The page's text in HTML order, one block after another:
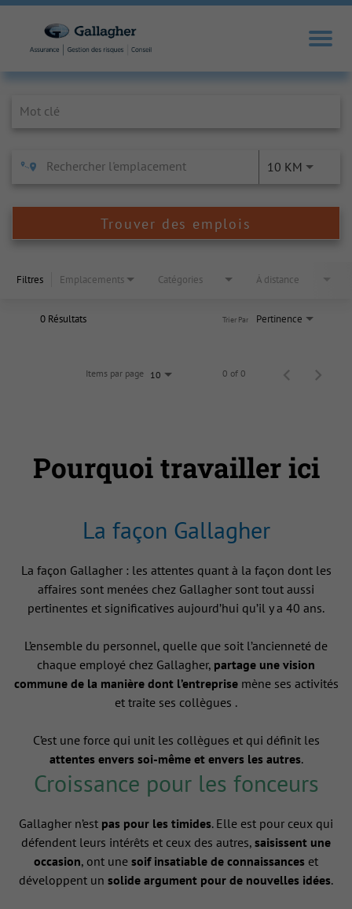
10 KM
Trouver des emplois
Filtres Emplacements Catégories À distance
0 Résultats Pertinence
Trier Par
Items par page 10 0 of 0
Pourquoi travailler ici
La façon Gallagher
La façon Gallagher : les attentes quant à la façon dont les
affaires sont menées chez Gallagher sont tout aussi
pertinentes et significatives aujourd’hui qu’il y a 40 ans.
L’ensemble du personnel, quelle que soit l’ancienneté de
chaque employé chez Gallagher, partage une vision
commune de la manière dont l’entreprisemène ses activités
et traite ses collègues .
C’est une force qui unit les collègues et qui définit les
attentes envers soi-même et envers les autres.
Croissance pour les fonceurs
Gallagher n’est pas pour les timides. Elle est pour ceux qui
défendent leurs intérêts et ceux des autres, saisissent une
occasion, ont une soif insatiable de connaissances et
développent un solide argument pour de nouvelles idées.